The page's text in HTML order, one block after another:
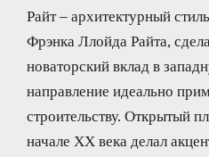
Райт – архитектурный
Фрэнка Ллойда Райта,
новаторский вклад в
направление идеально
строительству. Открытый
начале XX века делал